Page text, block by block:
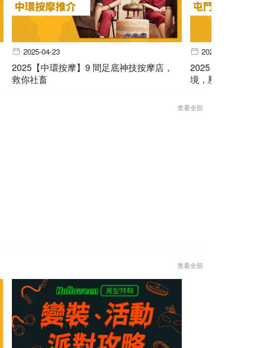
2025-04-23
2025【中環按摩】9 間足底神技按摩店，
救你社畜
2025-04-02
2025【屯門按摩
境，壓力 bye
查看全部
查看全部